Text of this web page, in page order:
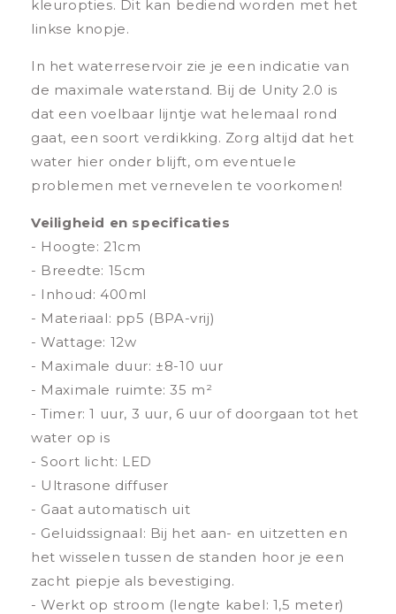
kleuropties. Dit kan bediend worden met het
linkse knopje.
In het waterreservoir zie je een indicatie van
de maximale waterstand. Bij de Unity 2.0 is
dat een voelbaar lijntje wat helemaal rond
gaat, een soort verdikking. Zorg altijd dat het
water hier onder blijft, om eventuele
problemen met vernevelen te voorkomen!
Veiligheid en specificaties
- Hoogte: 21cm
- Breedte: 15cm
- Inhoud: 400ml
- Materiaal: pp5 (BPA-vrij)
- Wattage: 12w
- Maximale duur: ±8-10 uur
- Maximale ruimte: 35 m²
- Timer: 1 uur, 3 uur, 6 uur of doorgaan tot het
water op is
- Soort licht: LED
- Ultrasone diffuser
- Gaat automatisch uit
- Geluidssignaal: Bij het aan- en uitzetten en
het wisselen tussen de standen hoor je een
zacht piepje als bevestiging.
- Werkt op stroom (lengte kabel: 1,5 meter)